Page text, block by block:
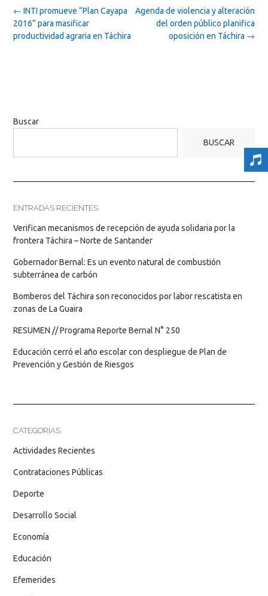
Post
navigation
Agenda de violencia y alteración
del orden público planifica
oposición en Táchira →
← INTI promueve “Plan Cayapa
2016” para masificar
productividad agraria en Táchira
Buscar
BUSCAR
ENTRADAS RECIENTES
Verifican mecanismos de recepción de ayuda solidaria por la
frontera Táchira – Norte de Santander
Gobernador Bernal: Es un evento natural de combustión
subterránea de carbón
Bomberos del Táchira son reconocidos por labor rescatista en
zonas de La Guaira
RESUMEN // Programa Reporte Bernal N° 250
Educación cerró el año escolar con despliegue de Plan de
Prevención y Gestión de Riesgos
CATEGORÍAS
Actividades Recientes
Contrataciones Públicas
Deporte
Desarrollo Social
Economía
Educación
Efemerides